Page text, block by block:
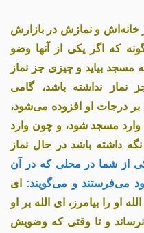
خانه‌اش و نمازش در بازارش
که اگر یکی از آنها وضو
بیاید و چیزی جز نماز
نماز نداشته باشد، گامی
بر درجات او افزوده می‌شود،
وارد مسجد شود، و چون وارد
داشته باشد در حال نماز
از شما در محلی که در آن
می‌فرستند و می‌گویند: ای
او را بیامرز، ای الله بر او
نرساند و تا وقتی که وضویش